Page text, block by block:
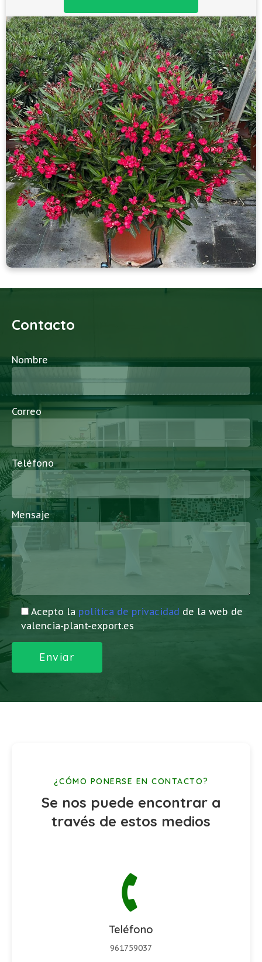
¿CÓMO PONERSE EN CONTACTO?
Se nos puede encontrar a
través de estos medios
Teléfono
961759037
Contacto
Nombre
Correo
Teléfono
Mensaje
Acepto la política de privacidad de la web de
valencia-plant-export.es